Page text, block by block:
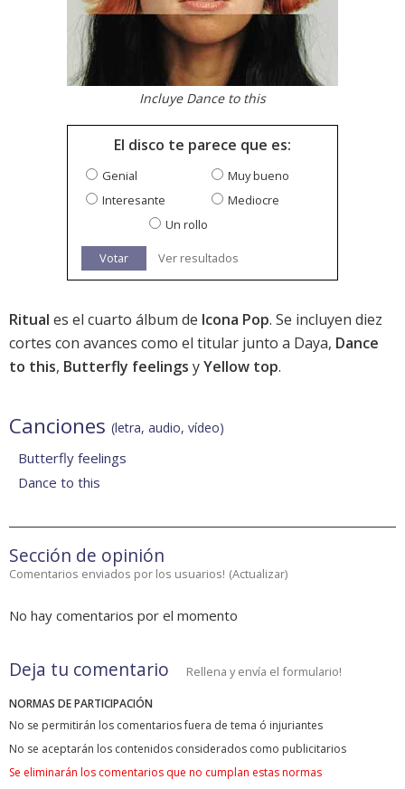
Incluye Dance to this
El disco te parece que es:
Genial
Muy bueno
Interesante
Mediocre
Un rollo
Votar Ver resultados
Ritual es el cuarto álbum de Icona Pop. Se incluyen diez
cortes con avances como el titular junto a Daya, Dance
to this, Butterfly feelings yYellow top.
Canciones (letra, audio, vídeo)
Butterfly feelings
Dance to this
Sección de opinión
Comentarios enviados por los usuarios! (Actualizar)
No hay comentarios por el momento
Deja tu comentario Rellena y envía el formulario!
NORMAS DE PARTICIPACIÓN
No se permitirán los comentarios fuera de tema ó injuriantes
No se aceptarán los contenidos considerados como publicitarios
Se eliminarán los comentarios que no cumplan estas normas